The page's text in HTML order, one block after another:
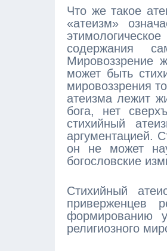
Что же такое
«атеизм»
содержания
Мировоззрение
может быть
мировоззрения
атеизма лежит
бога, нет
стихийный
аргументацией.
он не может
богословские
Стихийный
приверженцев
формированию
религиозного